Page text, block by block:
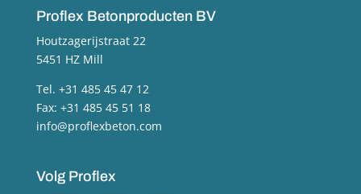
Proflex Betonproducten BV
Houtzagerijstraat 22
5451 HZ Mill
Tel. +31 485 45 47 12
Fax: +31 485 45 51 18
info@proflexbeton.com
Volg Proflex